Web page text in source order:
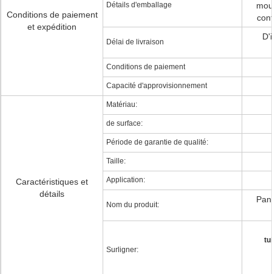
Conditions de paiement
et expédition
Détails d'emballage
Délai de livraison
Conditions de paiement
Capacité d'approvisionnement
Caractéristiques et
détails
Matériau:
de surface:
Période de garantie de qualité:
Taille:
Application:
Nom du produit:
Surligner: